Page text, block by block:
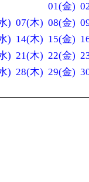
01(金)
) 07(木) 08(金)
) 14(木) 15(金)
) 21(木) 22(金)
) 28(木) 29(金)